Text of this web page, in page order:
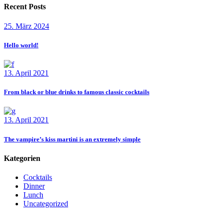
Recent Posts
25. März 2024
Hello world!
13. April 2021
From black or blue drinks to famous classic cocktails
13. April 2021
The vampire’s kiss martini is an extremely simple
Kategorien
Cocktails
Dinner
Lunch
Uncategorized